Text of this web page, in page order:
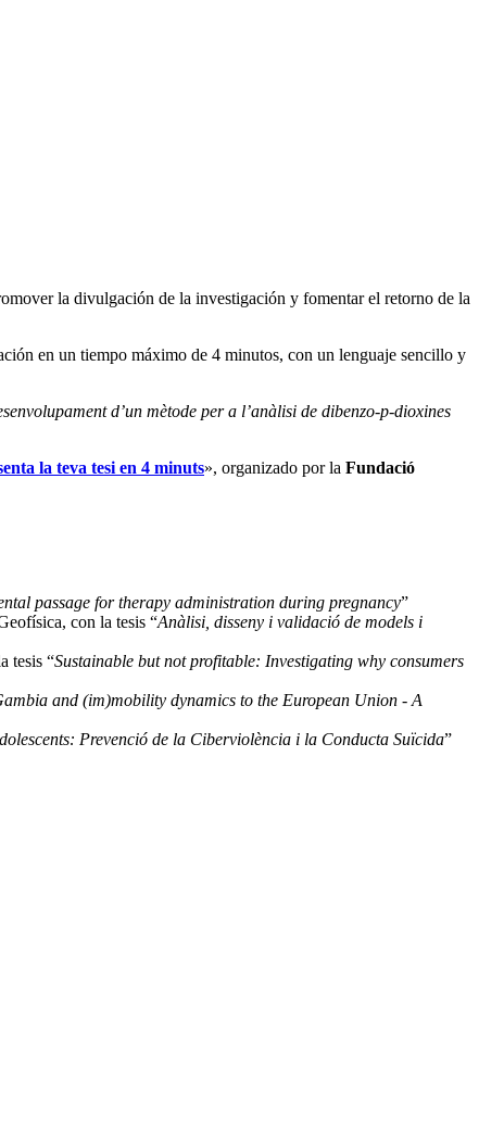
la divulgación de la investigación y fomentar el retorno de la
en un tiempo máximo de 4 minutos, con un lenguaje sencillo y
d’un mètode per a l’anàlisi de dibenzo-p-dioxines
la teva tesi en 4 minuts», organizado por la Fundació
passage for therapy administration during pregnancy”
con la tesis “Anàlisi, disseny i validació de models i
tesis “Sustainable but not profitable: Investigating why consumers
and (im)mobility dynamics to the European Union - A
Prevenció de la Ciberviolència i la Conducta Suïcida”